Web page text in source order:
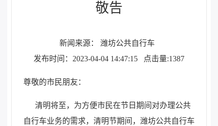
敬告
新闻来源： 潍坊公共自行车
发布时间：2023-04-04 14:47:15
点击量:1387
尊敬的市民朋友：
清明将至，为方便市民在节日期间对办理公共
自行车业务的需求，清明节期间，潍坊公共自行车